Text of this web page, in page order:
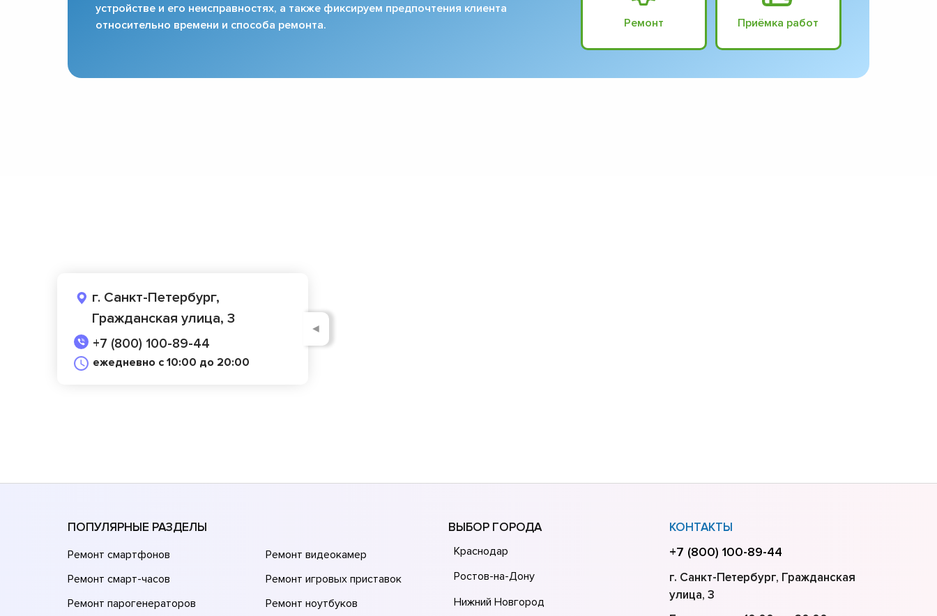
устройстве и его неисправностях, а также фиксируем предпочтения клиента
относительно времени и способа ремонта.
Ремонт Приёмка работ
г. Санкт-Петербург,
Гражданская улица, 3
+7 (800) 100-89-44
ежедневно с 10:00 до 20:00
◄
ПОПУЛЯРНЫЕ РАЗДЕЛЫ
Ремонт смартфонов
Ремонт смарт-часов
Ремонт парогенераторов
Ремонт видеокамер
Ремонт игровых приставок
Ремонт ноутбуков
ВЫБОР ГОРОДА
Краснодар
Ростов-на-Дону
Нижний Новгород
КОНТАКТЫ
+7 (800) 100-89-44
г. Санкт-Петербург, Гражданская
улица, 3